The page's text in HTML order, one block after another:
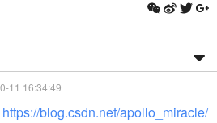
11 16:34:49
https://blog.csdn.net/apollo_miracle/